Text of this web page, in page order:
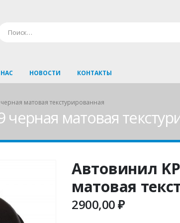
НОВОСТИ КОНТАКТЫ
матовая текстурированная
черная матовая
Автовинил
матовая
2900,00₽